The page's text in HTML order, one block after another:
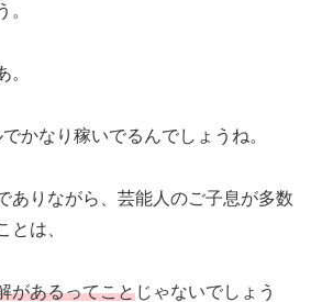
。
。
かなり稼いでるんでしょうね。
ありながら、芸能人のご子息が多数
とは、
があるってことじゃないでしょう